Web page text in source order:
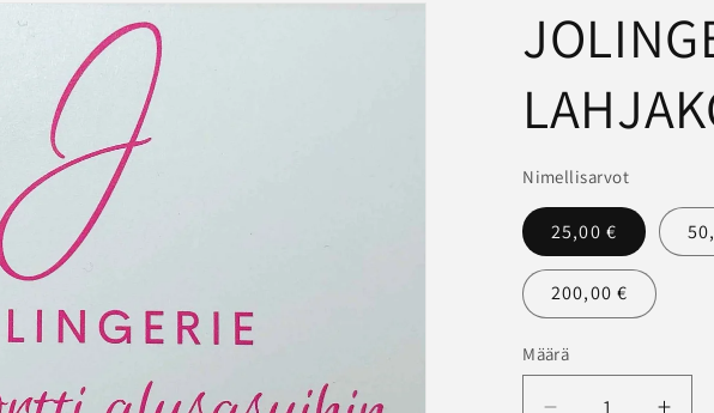
Nimellisarvot
25,00 €
200,00 €
Määrä
Määrä